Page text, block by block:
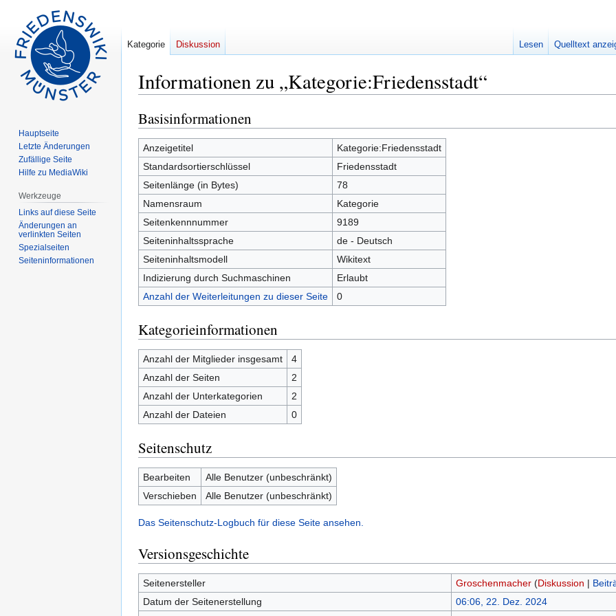
Informationen zu „Kategorie:Friedensstadt“
Zur
Navigation
springen
Zur
Suche
springen
Basisinformationen
Anzeigetitel
Kategorie:Friedensstadt
Standardsortierschlüssel
Friedensstadt
Seitenlänge (in Bytes)
78
Namensraum
Kategorie
Seitenkennnummer
9189
Seiteninhaltssprache
de - Deutsch
Seiteninhaltsmodell
Wikitext
Indizierung durch Suchmaschinen
Erlaubt
Anzahl der Weiterleitungen zu dieser Seite
0
Kategorieinformationen
Anzahl der Mitglieder insgesamt
4
Anzahl der Seiten
2
Anzahl der Unterkategorien
2
Anzahl der Dateien
0
Seitenschutz
Bearbeiten
Alle Benutzer (unbeschränkt)
Verschieben
Alle Benutzer (unbeschränkt)
Das Seitenschutz-Logbuch für diese Seite ansehen.
Versionsgeschichte
Seitenersteller Groschenmacher (Diskussion |
Datum der Seitenerstellung
06:06, 22. Dez. 2024
Kategorie Diskussion Lesen Quelltext
Hauptseite
Letzte Änderungen
Zufällige Seite
Hilfe zu MediaWiki
Werkzeuge
Links auf diese Seite
Änderungen an
verlinkten Seiten
Spezialseiten
Seiten­informationen